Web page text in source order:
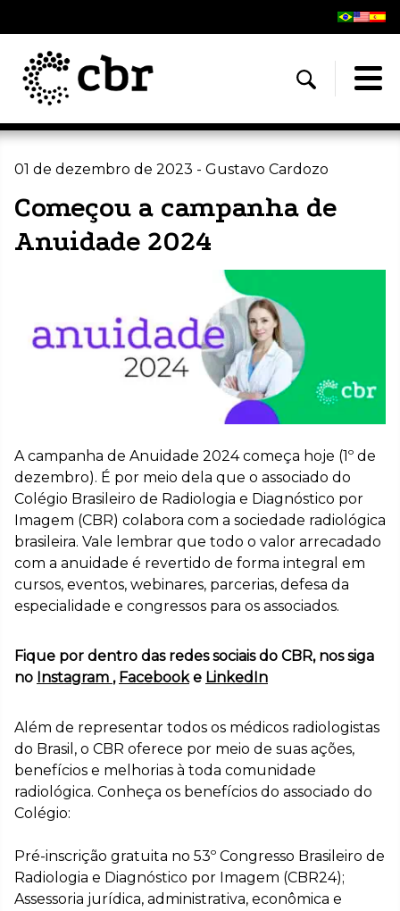
01 de dezembro de 2023 - Gustavo Cardozo
Começou a campanha de
Anuidade 2024
A campanha de Anuidade 2024 começa hoje (1º de
dezembro). É por meio dela que o associado do
Colégio Brasileiro de Radiologia e Diagnóstico por
Imagem (CBR) colabora com a sociedade radiológica
brasileira. Vale lembrar que todo o valor arrecadado
com a anuidade é revertido de forma integral em
cursos, eventos, webinares, parcerias, defesa da
especialidade e congressos para os associados.
Fique por dentro das redes sociais do CBR, nos siga
no Instagram , Facebooke LinkedIn
Além de representar todos os médicos radiologistas
do Brasil, o CBR oferece por meio de suas ações,
benefícios e melhorias à toda comunidade
radiológica. Conheça os benefícios do associado do
Colégio:
Pré-inscrição gratuita no 53º Congresso Brasileiro de
Radiologia e Diagnóstico por Imagem (CBR24);
Assessoria jurídica, administrativa, econômica e